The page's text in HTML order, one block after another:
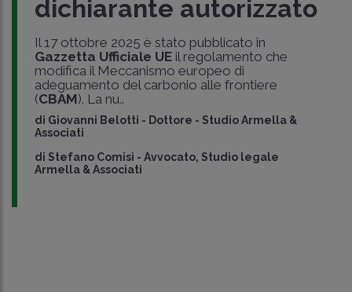
dichiarante autorizzato
Il 17 ottobre 2025 è stato pubblicato in
Gazzetta Ufficiale UEil regolamento che
modifica il Meccanismo europeo di
adeguamento del carbonio alle frontiere
(CBAM). La nu..
di Giovanni Belotti - Dottore - Studio Armella &
Associati
di Stefano Comisi - Avvocato, Studio legale
Armella & Associati